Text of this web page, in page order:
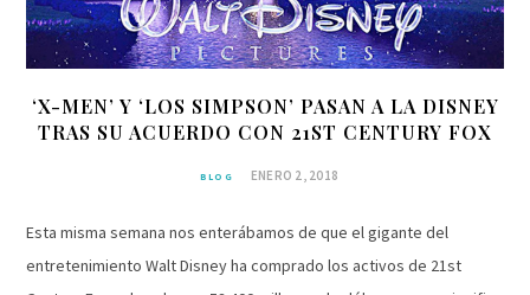
‘X-MEN’ Y ‘LOS SIMPSON’ PASAN A LA DISNEY
TRAS SU ACUERDO CON 21ST CENTURY FOX
BLOG ENERO 2, 2018
Esta misma semana nos enterábamos de que el gigante del
entretenimiento Walt Disney ha comprado los activos de 21st